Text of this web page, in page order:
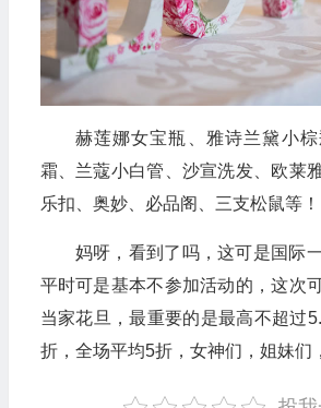
赫莲娜女宝瓶、雅诗兰黛小
霜、兰蔻小白管、沙宣洗发、欧莱
乐扣、奥妙、必品阁、三支松鼠等！
妈呀，看到了吗，这可是国际
平时可是基本不参加活动的，这次
当家花旦，最重要的是最高不超过
折，全场平均5折，女神们，姐妹们